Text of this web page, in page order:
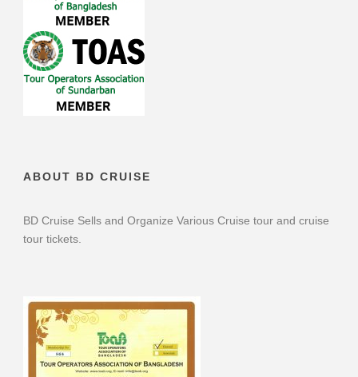
BD Cruise Sells and Organize Various Cruise tour and cruise
tour tickets.